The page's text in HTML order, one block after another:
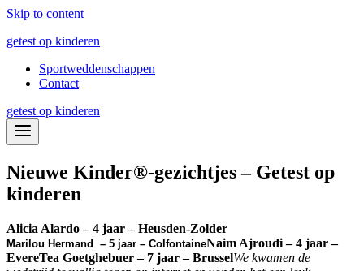
Skip to content
getest op kinderen
Sportweddenschappen
Contact
getest op kinderen
Nieuwe Kinder®-gezichtjes – Getest op
kinderen
Alicia Alardo – 4 jaar – Heusden-Zolder
Marilou Hermand – 5 jaar – ColfontaineNaim Ajroudi – 4 jaar –
EvereTea Goetghebuer – 7 jaar – BrusselWe kwamen de